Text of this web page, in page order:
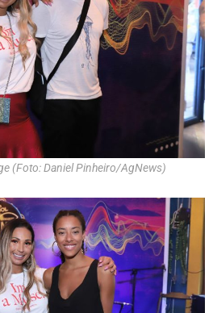
(Foto: Daniel Pinheiro/AgNews)